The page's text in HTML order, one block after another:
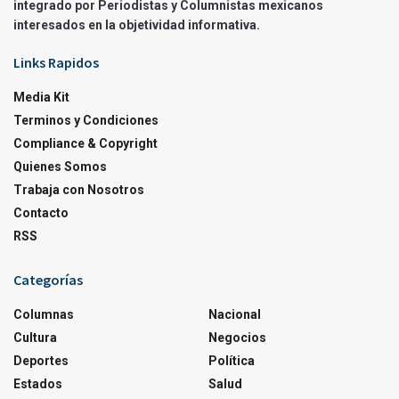
integrado por Periodistas y Columnistas mexicanos
interesados en la objetividad informativa.
Links Rapidos
Media Kit
Terminos y Condiciones
Compliance & Copyright
Quienes Somos
Trabaja con Nosotros
Contacto
RSS
Categorías
Columnas
Cultura
Deportes
Estados
Nacional
Negocios
Política
Salud